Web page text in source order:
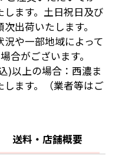
ます。土日祝日及び
出荷いたします。
や一部地域によって
合がございます。
)以上の場合：西濃ま
ます。（業者等はご
送料・店舗概要